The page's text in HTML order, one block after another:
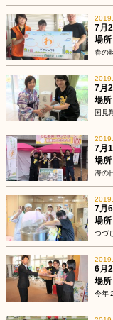
7月
場
春の
7月
場
国見
7月
場
海の
7月
場
つづ
6月
場
今年